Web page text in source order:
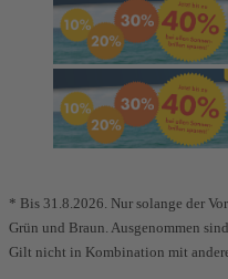
* Bis 31.8.2026. Nur solange der
Grün und Braun. Ausgenommen
Gilt nicht in Kombination mit